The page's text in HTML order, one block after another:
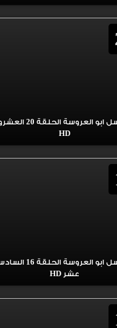
مسلسل ابو العروسة الحلقة
HD
مسلسل ابو العروسة الحلقة
عشر HD